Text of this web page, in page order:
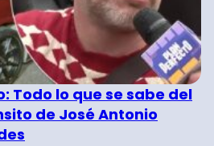
Todo lo que se sabe del
de José Antonio